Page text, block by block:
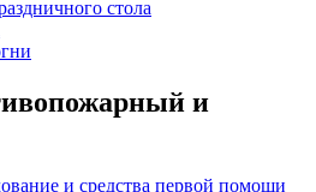
стола
и
и средства первой помощи